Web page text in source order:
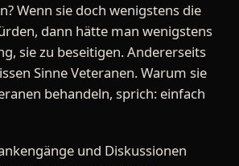
Wenn sie doch wenigstens die
dann hätte man wenigstens
sie zu beseitigen. Andererseits
Sinne Veteranen. Warum sie
behandeln, sprich: einfach
und Diskussionen